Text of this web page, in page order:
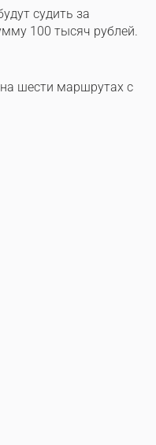
судить за
100 тысяч рублей.
шести маршрутах с